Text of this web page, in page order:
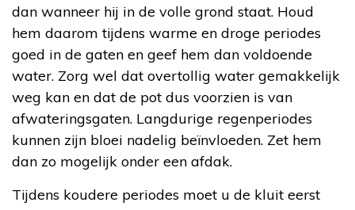
dan wanneer hij in de volle grond staat. Houd
hem daarom tijdens warme en droge periodes
goed in de gaten en geef hem dan voldoende
water. Zorg wel dat overtollig water gemakkelijk
weg kan en dat de pot dus voorzien is van
afwateringsgaten. Langdurige regenperiodes
kunnen zijn bloei nadelig beïnvloeden. Zet hem
dan zo mogelijk onder een afdak.
Tijdens koudere periodes moet u de kluit eerst